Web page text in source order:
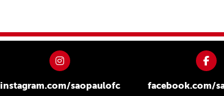
instagram.com/saopaulofc facebook.com/